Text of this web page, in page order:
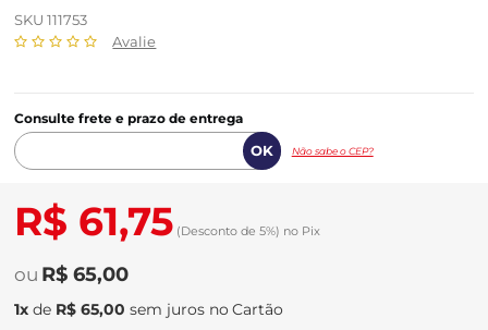
SKU 111753
Avalie
Consulte frete e prazo de entrega
Não sabe o CEP?
R$ 61,75 (Desconto de 5%) no Pix
R$ 65,00
1x de R$ 65,00 sem juros no